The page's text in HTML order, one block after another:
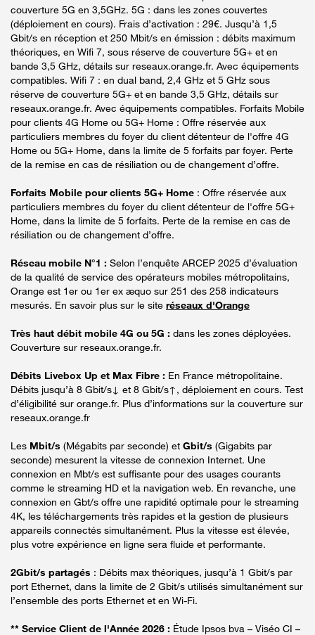
couverture 5G en 3,5GHz. 5G : dans les zones couvertes
(déploiement en cours). Frais d’activation : 29€. Jusqu’à 1,5
Gbit/s en réception et 250 Mbit/s en émission : débits maximum
théoriques, en Wifi 7, sous réserve de couverture 5G+ et en
bande 3,5 GHz, détails sur reseaux.orange.fr. Avec équipements
compatibles. Wifi 7 : en dual band, 2,4 GHz et 5 GHz sous
réserve de couverture 5G+ et en bande 3,5 GHz, détails sur
reseaux.orange.fr. Avec équipements compatibles. Forfaits Mobile
pour clients 4G Home ou 5G+ Home : Offre réservée aux
particuliers membres du foyer du client détenteur de l'offre 4G
Home ou 5G+ Home, dans la limite de 5 forfaits par foyer. Perte
de la remise en cas de résiliation ou de changement d’offre.
Forfaits Mobile pour clients 5G+ Home : Offre réservée aux
particuliers membres du foyer du client détenteur de l'offre 5G+
Home, dans la limite de 5 forfaits. Perte de la remise en cas de
résiliation ou de changement d’offre.
Réseau mobile N°1 : Selon l’enquête ARCEP 2025 d’évaluation
de la qualité de service des opérateurs mobiles métropolitains,
Orange est 1er ou 1er ex æquo sur 251 des 258 indicateurs
mesurés. En savoir plus sur le site réseaux d'Orange
Très haut débit mobile 4G ou 5G : dans les zones déployées.
Couverture sur reseaux.orange.fr.
Débits Livebox Up et Max Fibre : En France métropolitaine.
Débits jusqu’à 8 Gbit/s↓ et 8 Gbit/s↑, déploiement en cours. Test
d’éligibilité sur orange.fr. Plus d’informations sur la couverture sur
reseaux.orange.fr
Les Mbit/s (Mégabits par seconde) et Gbit/s (Gigabits par
seconde) mesurent la vitesse de connexion Internet. Une
connexion en Mbt/s est suffisante pour des usages courants
comme le streaming HD et la navigation web. En revanche, une
connexion en Gbt/s offre une rapidité optimale pour le streaming
4K, les téléchargements très rapides et la gestion de plusieurs
appareils connectés simultanément. Plus la vitesse est élevée,
plus votre expérience en ligne sera fluide et performante.
2Gbit/s partagés : Débits max théoriques, jusqu’à 1 Gbit/s par
port Ethernet, dans la limite de 2 Gbit/s utilisés simultanément sur
l’ensemble des ports Ethernet et en Wi-Fi.
** Service Client de l'Année 2026 : Étude Ipsos bva – Viséo CI –